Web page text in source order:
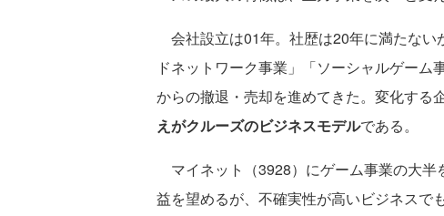
会社設立は01年。社歴は20年に満たない
ドネットワーク事業」「ソーシャルゲー
からの撤退・売却を進めてきた。変化する
えがクルーズのビジネスモデルである。
マイネット（3928）にゲーム事業の大
益を望めるが、不確実性が高いビジネスで